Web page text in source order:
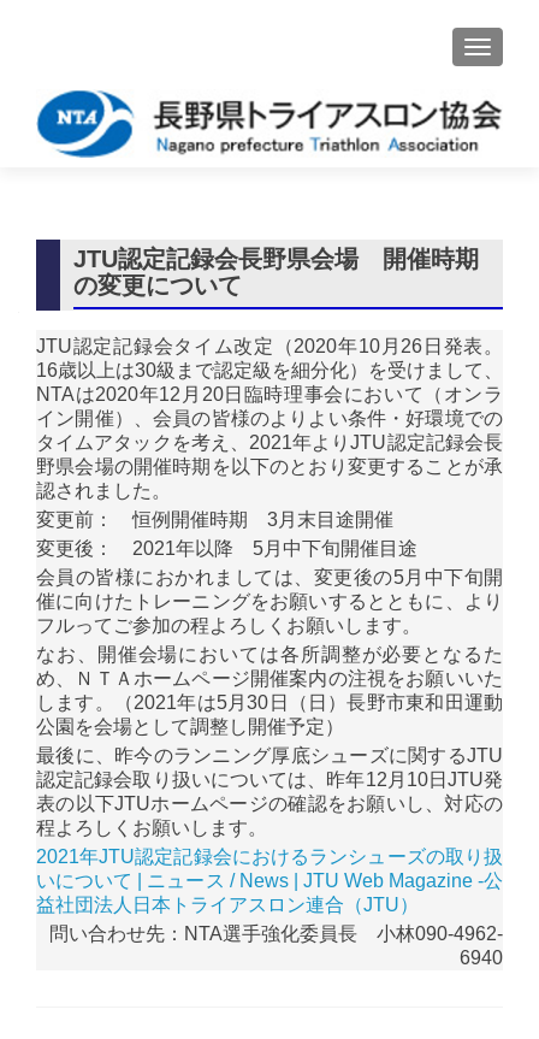
ナビゲ
JTU認定記録会長野県会場 開催時期
の変更について
JTU認定記録会タイム改定（2020年10月26日発表。
16歳以上は30級まで認定級を細分化）を受けまして、
NTAは2020年12月20日臨時理事会において（オンラ
イン開催）、会員の皆様のよりよい条件・好環境での
タイムアタックを考え、2021年よりJTU認定記録会長
野県会場の開催時期を以下のとおり変更することが承
認されました。
変更前： 恒例開催時期 3月末目途開催
変更後： 2021年以降 5月中下旬開催目途
会員の皆様におかれましては、変更後の5月中下旬開
催に向けたトレーニングをお願いするとともに、より
フルってご参加の程よろしくお願いします。
なお、開催会場においては各所調整が必要となるた
め、ＮＴＡホームページ開催案内の注視をお願いいた
します。（2021年は5月30日（日）長野市東和田運動
公園を会場として調整し開催予定）
最後に、昨今のランニング厚底シューズに関するJTU
認定記録会取り扱いについては、昨年12月10日JTU発
表の以下JTUホームページの確認をお願いし、対応の
程よろしくお願いします。
2021年JTU認定記録会におけるランシューズの取り扱
いについて | ニュース / News | JTU Web Magazine -公
益社団法人日本トライアスロン連合（JTU）
問い合わせ先：NTA選手強化委員長 小林090-4962-
6940